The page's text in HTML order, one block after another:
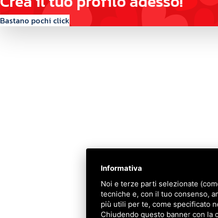
Informativa
Noi e terze parti selezionate
tecniche e, con il tuo consenso,
più utili per te, come specificato
Chiudendo questo banner con la
Bastano pochi click